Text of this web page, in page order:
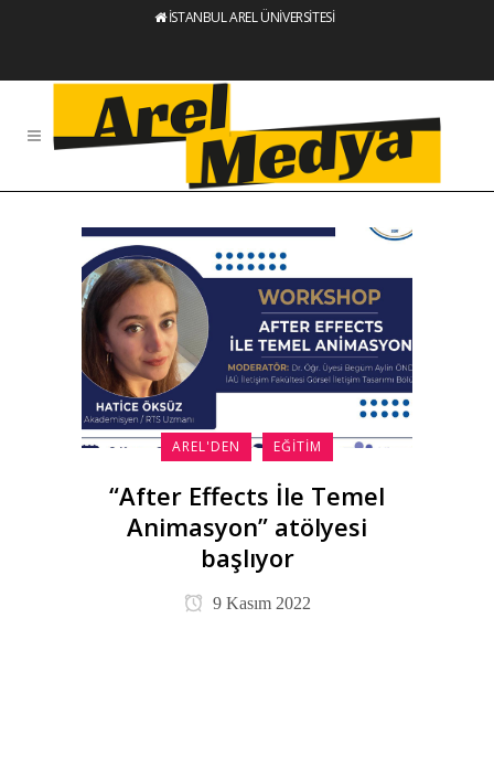
İSTANBUL AREL ÜNİVERSİTESİ
AREL'DEN EĞITIM
“After Effects İle Temel
Animasyon” atölyesi
başlıyor
9 Kasım 2022